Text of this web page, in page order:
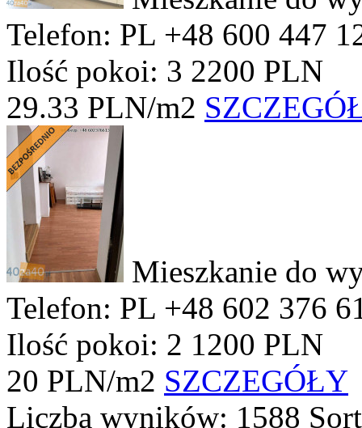
Telefon: PL +48 600 447
Ilość pokoi: 3 2200 PLN
29.33 PLN/m2
Mieszkanie do
Telefon: PL +48 602 376
Ilość pokoi: 2 1200 PLN
20 PLN/m2 SZCZEGÓŁY
Liczba wyników: 1588